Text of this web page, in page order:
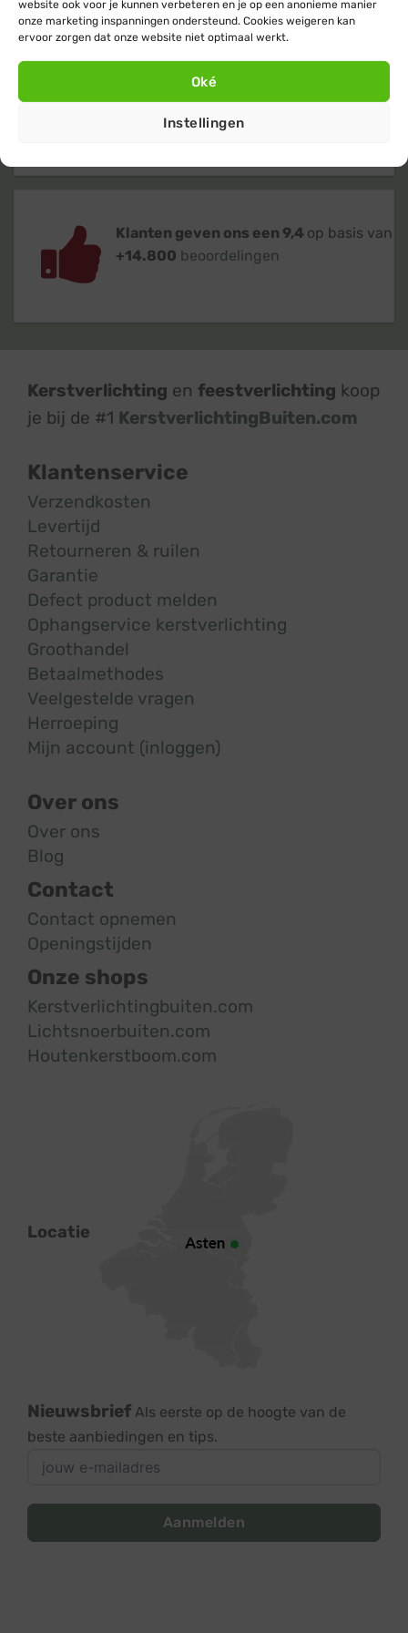
website ook voor je kunnen verbeteren en je op een anonieme manier
onze marketing inspanningen ondersteund. Cookies weigeren kan
ervoor zorgen dat onze website niet optimaal werkt.
Oké
Instellingen
Verzendingbinnen 24 uur
Klanten geven ons een 9,4 op basis van
+14.800 beoordelingen
Kerstverlichting en feestverlichting koop
je bij de #1 KerstverlichtingBuiten.com
Klantenservice
Verzendkosten
Levertijd
Retourneren & ruilen
Garantie
Defect product melden
Ophangservice kerstverlichting
Groothandel
Betaalmethodes
Veelgestelde vragen
Herroeping
Mijn account (inloggen)
Over ons
Over ons
Blog
Contact
Contact opnemen
Openingstijden
Onze shops
Kerstverlichtingbuiten.com
Lichtsnoerbuiten.com
Houtenkerstboom.com
Locatie
Nieuwsbrief Als eerste op de hoogte van de
beste aanbiedingen en tips.
Aanmelden